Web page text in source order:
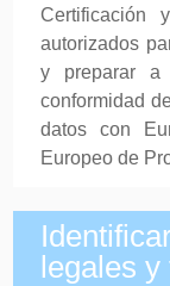
Certificación
autorizados
y preparar a
conformidad
datos con
Europeo de
legales y